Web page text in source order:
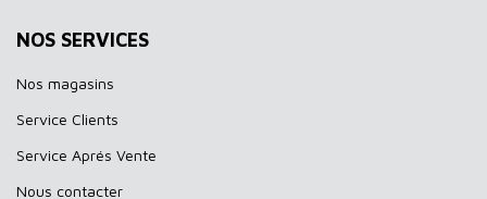
NOS SERVICES
Nos magasins
Service Clients
Service Aprés Vente
Nous contacter